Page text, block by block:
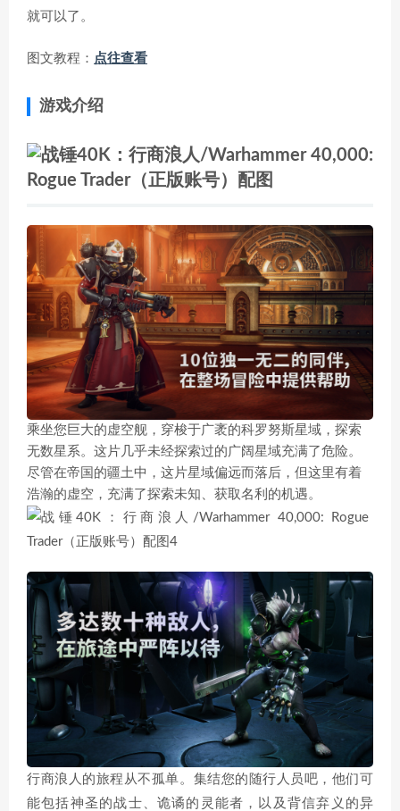
就可以了。
图文教程： 点往查看
游戏介绍
乘坐您巨大的虚空舰，穿梭于广袤的科罗努斯星域，探索
无数星系。这片几乎未经探索过的广阔星域充满了危险。
尽管在帝国的疆土中，这片星域偏远而落后，但这里有着
浩瀚的虚空，充满了探索未知、获取名利的机遇。
行商浪人的旅程从不孤单。集结您的随行人员吧，他们可
能包括神圣的战士、诡谲的灵能者，以及背信弃义的异